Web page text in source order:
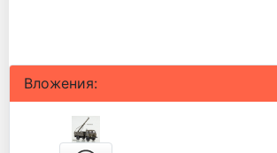
Вложения: